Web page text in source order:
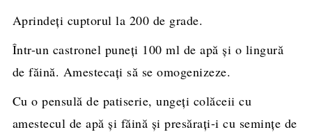
Aprindeți cuptorul la 200 de grade.
Într-un castronel puneți 100 ml de apă și o lingură
de făină. Amestecați să se omogenizeze.
Cu o pensulă de patiserie, ungeți colăceii cu
amestecul de apă și făină și presărați-i cu semințe de